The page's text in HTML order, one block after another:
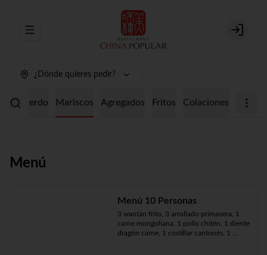
Abrir menu de navegación Login
¿Dónde quieres pedir?
Cerdo Mariscos Agregados Fritos Colaciones
Menú
Menú 10 Personas
3 wantán frito, 3 arrollado primavera, 1
carne mongoliana, 1 pollo chitén, 1 diente
dragón carne, 1 costillar cantonés, 1